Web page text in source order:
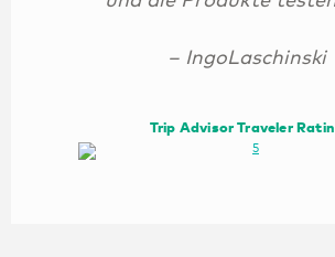
– IngoLaschinski
Trip Advisor Traveler